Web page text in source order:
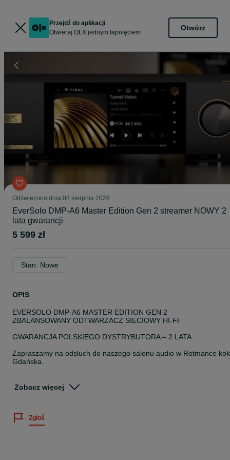
Przejdź do aplikacji
Otwieraj OLX jednym tapnięciem
Otwórz
Odświeżono dnia 08 sierpnia 2026
EverSolo DMP-A6 Master Edition Gen 2 streamer NOWY 2
lata gwarancji
5 599 zł
Stan: Nowe
OPIS
EVERSOLO DMP-A6 MASTER EDITION GEN 2
ZBALANSOWANY ODTWARZACZ SIECIOWY HI-FI
GWARANCJA POLSKIEGO DYSTRYBUTORA – 2 LATA
Zapraszamy na odsłuch do naszego salonu audio w Rotmance
Gdańska.
Eversolo DMP-A6 Master Edition Gen 2 to nowoczesny streamer
zaprojektowanej konstrukcji po zaawansowane przetwarzanie
dźwięku – każdy aspekt DMP-A6 Master Edition Gen 2 został
Zobacz więcej
Zgłoś